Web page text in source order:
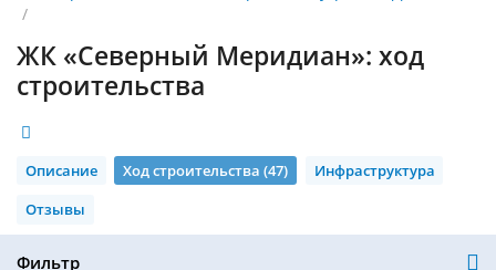
ЖК «Северный Меридиан»: ход
строительства
Описание Ход строительства (47)
Инфраструктура
Отзывы
Фильтр